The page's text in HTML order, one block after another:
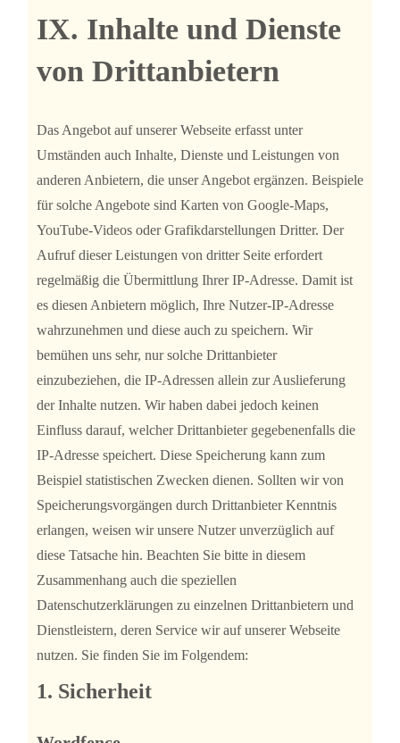
IX. Inhalte und Dienste
von Drittanbietern
Das Angebot auf unserer Webseite erfasst unter
Umständen auch Inhalte, Dienste und Leistungen von
anderen Anbietern, die unser Angebot ergänzen. Beispiele
für solche Angebote sind Karten von Google-Maps,
YouTube-Videos oder Grafikdarstellungen Dritter. Der
Aufruf dieser Leistungen von dritter Seite erfordert
regelmäßig die Übermittlung Ihrer IP-Adresse. Damit ist
es diesen Anbietern möglich, Ihre Nutzer-IP-Adresse
wahrzunehmen und diese auch zu speichern. Wir
bemühen uns sehr, nur solche Drittanbieter
einzubeziehen, die IP-Adressen allein zur Auslieferung
der Inhalte nutzen. Wir haben dabei jedoch keinen
Einfluss darauf, welcher Drittanbieter gegebenenfalls die
IP-Adresse speichert. Diese Speicherung kann zum
Beispiel statistischen Zwecken dienen. Sollten wir von
Speicherungsvorgängen durch Drittanbieter Kenntnis
erlangen, weisen wir unsere Nutzer unverzüglich auf
diese Tatsache hin. Beachten Sie bitte in diesem
Zusammenhang auch die speziellen
Datenschutzerklärungen zu einzelnen Drittanbietern und
Dienstleistern, deren Service wir auf unserer Webseite
nutzen. Sie finden Sie im Folgendem:
1. Sicherheit